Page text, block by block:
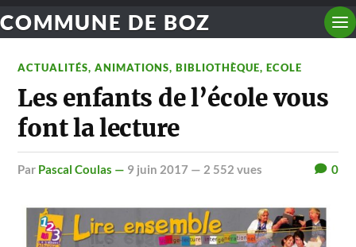
COMMUNE DE BOZ
ACTUALITÉS,ANIMATIONS,BIBLIOTHÈQUE,ECOLE
Les enfants de l’école vous
font la lecture
par Pascal Coulas — 9 juin 2017 — 2 552 vues 0